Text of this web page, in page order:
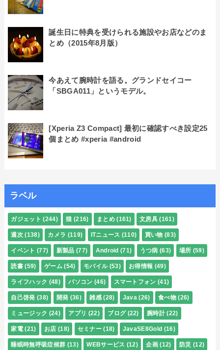
誕生日に特典を受けられる施設やお店などのま
とめ（2015年8月版）
今あえて腕時計を語る。グランドセイコー
「SBGA011」というモデル。
[Xperia Z3 Compact] 最初に確認すべき設定25
個まとめ #xperia #android
ラベル
ガジェット (244) 猫 (216) まとめ (161) 文房具 (161)
週次 (138) カメラ (119) ITニュース (110) 買い物 (83)
イベント (77) 新製品 (77) Android (71) うつ病 (63) 場所 (59)
読書 (59) ゲーム (54) モバイル (53) お得情報 (49)
ライフハック (48) パソコン (46) スマートフォン (41)
自己啓発 (38) 開発 (36) 雑感 (28) Java (26) 食べ物 (26)
ミュージック (24) アプリ (22) ブログ (22) 腕時計 (22)
家電 (21) お店 (18) セミナー (18) JavaSE8Gold (16)
睡眠時無呼吸症候群 (13) WEBサービス (12) 企画 (12) 防災 (12)